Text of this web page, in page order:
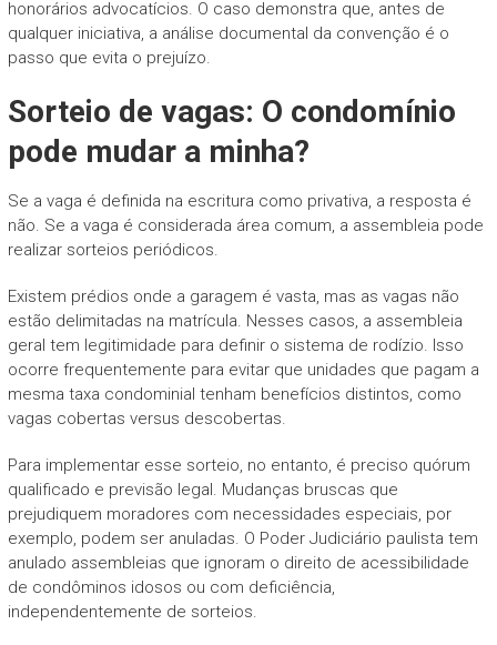
honorários advocatícios. O caso demonstra que, antes de
qualquer iniciativa, a análise documental da convenção é o
passo que evita o prejuízo.
Sorteio de vagas: O condomínio
pode mudar a minha?
Se a vaga é definida na escritura como privativa, a resposta é
não. Se a vaga é considerada área comum, a assembleia pode
realizar sorteios periódicos.
Existem prédios onde a garagem é vasta, mas as vagas não
estão delimitadas na matrícula. Nesses casos, a assembleia
geral tem legitimidade para definir o sistema de rodízio. Isso
ocorre frequentemente para evitar que unidades que pagam a
mesma taxa condominial tenham benefícios distintos, como
vagas cobertas versus descobertas.
Para implementar esse sorteio, no entanto, é preciso quórum
qualificado e previsão legal. Mudanças bruscas que
prejudiquem moradores com necessidades especiais, por
exemplo, podem ser anuladas. O Poder Judiciário paulista tem
anulado assembleias que ignoram o direito de acessibilidade
de condôminos idosos ou com deficiência,
independentemente de sorteios.